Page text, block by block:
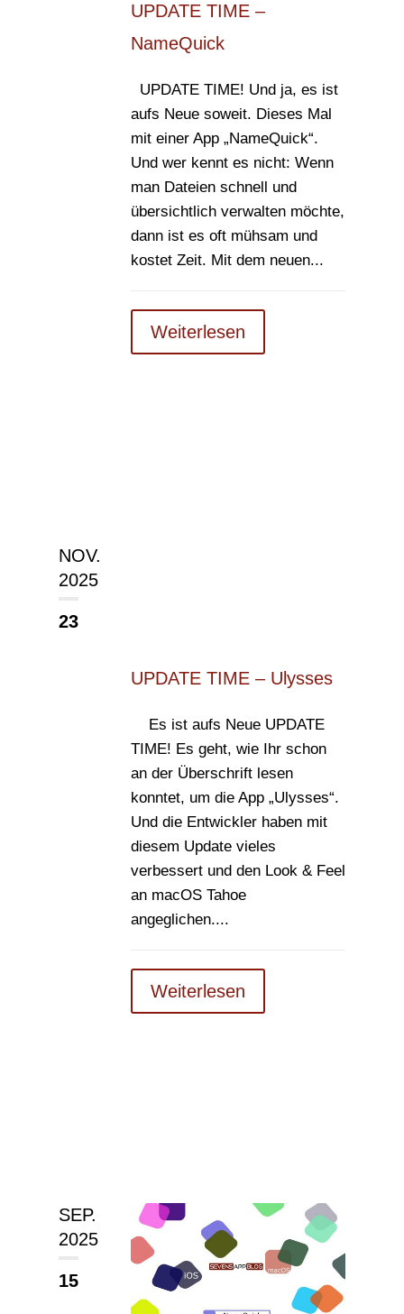
UPDATE TIME –
NameQuick
UPDATE TIME! Und ja, es ist
aufs Neue soweit. Dieses Mal
mit einer App „NameQuick“.
Und wer kennt es nicht: Wenn
man Dateien schnell und
übersichtlich verwalten möchte,
dann ist es oft mühsam und
kostet Zeit. Mit dem neuen...
Weiterlesen
NOV.
2025
23
UPDATE TIME – Ulysses
Es ist aufs Neue UPDATE
TIME! Es geht, wie Ihr schon
an der Überschrift lesen
konntet, um die App „Ulysses“.
Und die Entwickler haben mit
diesem Update vieles
verbessert und den Look & Feel
an macOS Tahoe
angeglichen....
Weiterlesen
SEP.
2025
15